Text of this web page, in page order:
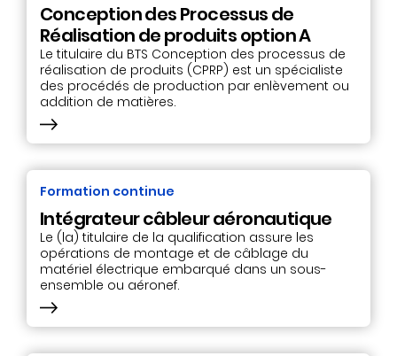
Conception des Processus de
Réalisation de produits option A
Le titulaire du BTS Conception des processus de
réalisation de produits (CPRP) est un spécialiste
des procédés de production par enlèvement ou
addition de matières.
Formation continue
Intégrateur câbleur aéronautique
Le (la) titulaire de la qualification assure les
opérations de montage et de câblage du
matériel électrique embarqué dans un sous-
ensemble ou aéronef.